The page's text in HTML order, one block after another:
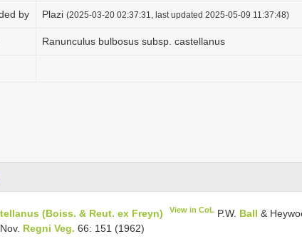
by Plazi (2025-03-20 02:37:31, last updated 2025-05-09 11:37:48)
Ranunculus bulbosus subsp. castellanus
(Boiss. & Reut. ex Freyn) View in CoL P.W. Ball &
Regni Veg. 66: 151 (1962)